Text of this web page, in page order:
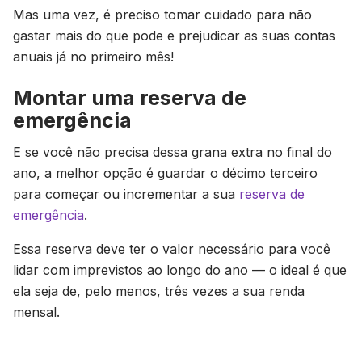
Mas uma vez, é preciso tomar cuidado para não
gastar mais do que pode e prejudicar as suas contas
anuais já no primeiro mês!
Montar uma reserva de
emergência
E se você não precisa dessa grana extra no final do
ano, a melhor opção é guardar o décimo terceiro
para começar ou incrementar a sua reserva de
emergência.
Essa reserva deve ter o valor necessário para você
lidar com imprevistos ao longo do ano — o ideal é que
ela seja de, pelo menos, três vezes a sua renda
mensal.